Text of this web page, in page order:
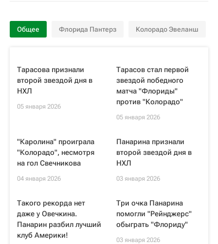
Общее Флорида Пантерз Колорадо Эвеланш
Тарасова признали
второй звездой дня в
НХЛ
05 января 2026
Тарасов стал первой
звездой победного
матча "Флориды"
против "Колорадо"
05 января 2026
"Каролина" проиграла
"Колорадо", несмотря
на гол Свечникова
04 января 2026
Панарина признали
второй звездой дня в
НХЛ
03 января 2026
Такого рекорда нет
даже у Овечкина.
Панарин разбил лучший
клуб Америки!
Три очка Панарина
помогли "Рейнджерс"
обыграть "Флориду"
03 января 2026